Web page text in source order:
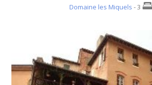
Domaine les Miquels - 3